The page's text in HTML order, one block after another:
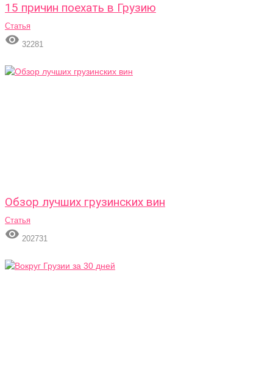
15 причин поехать в Грузию
Статья
 32281
Обзор лучших грузинских вин
Статья
 202731